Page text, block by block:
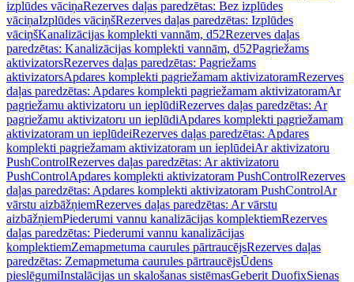
izplūdes vāciņaRezerves daļas paredzētas: Bez izplūdes
vāciņaIzplūdes vāciņšRezerves daļas paredzētas: Izplūdes
vāciņšKanalizācijas komplekti vannām, d52Rezerves daļas
paredzētas: Kanalizācijas komplekti vannām, d52Pagriežams
aktivizatorsRezerves daļas paredzētas: Pagriežams
aktivizatorsApdares komplekti pagriežamam aktivizatoramRezerves
daļas paredzētas: Apdares komplekti pagriežamam aktivizatoramAr
pagriežamu aktivizatoru un ieplūdiRezerves daļas paredzētas: Ar
pagriežamu aktivizatoru un ieplūdiApdares komplekti pagriežamam
aktivizatoram un ieplūdeiRezerves daļas paredzētas: Apdares
komplekti pagriežamam aktivizatoram un ieplūdeiAr aktivizatoru
PushControlRezerves daļas paredzētas: Ar aktivizatoru
PushControlApdares komplekti aktivizatoram PushControlRezerves
daļas paredzētas: Apdares komplekti aktivizatoram PushControlAr
vārstu aizbāžņiemRezerves daļas paredzētas: Ar vārstu
aizbāžņiemPiederumi vannu kanalizācijas komplektiemRezerves
daļas paredzētas: Piederumi vannu kanalizācijas
komplektiemZemapmetuma caurules pārtraucējsRezerves daļas
paredzētas: Zemapmetuma caurules pārtraucējsŪdens
pieslēgumiInstalācijas un skalošanas sistēmasGeberit DuofixSienas